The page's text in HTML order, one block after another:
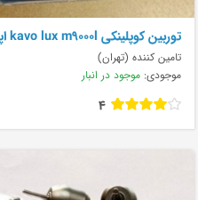
توربین کوپلینکی kavo lux m9000l اپتیک
تامین کننده (تهران)
موجودی: موجود در انبار
4